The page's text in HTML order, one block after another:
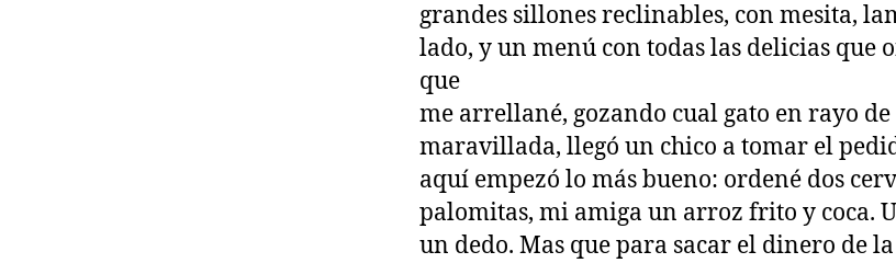
grandes sillones reclinables, con mesita,
lado, y un menú con todas las delicias que
que
me arrellané, gozando cual gato en rayo de
maravillada, llegó un chico a tomar el
aquí empezó lo más bueno: ordené dos
palomitas, mi amiga un arroz frito y coca.
un dedo. Mas que para sacar el dinero de